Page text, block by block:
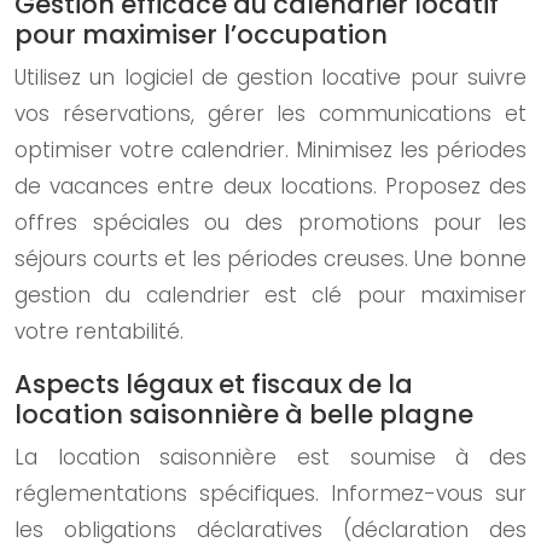
pour maximiser l’occupation
Utilisez un logiciel de gestion locative pour suivre
vos réservations, gérer les communications et
optimiser votre calendrier. Minimisez les périodes
de vacances entre deux locations. Proposez des
offres spéciales ou des promotions pour les
séjours courts et les périodes creuses. Une bonne
gestion du calendrier est clé pour maximiser
votre rentabilité.
Aspects légaux et fiscaux de la
location saisonnière à belle plagne
La location saisonnière est soumise à des
réglementations spécifiques. Informez-vous sur
les obligations déclaratives (déclaration des